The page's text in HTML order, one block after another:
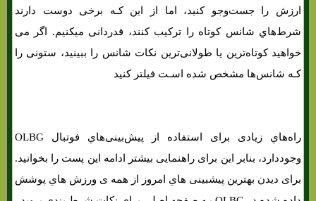
ارزش را جست‌وجو کنید، اما از این کـه برخی دوست دارند
شرط‌هاي‌ شانس کوتاه را ترکیب کنند، قدردانی میکنیم. اگر می
خواهید کوتاه‌ترین یا طولانی‌ترین نکات شانس را ببینید، ستونی را
کـه شانس‌ها مشخص شده اسـت فیلتر کنید
راه‌هاي‌ زیادی برای استفاده از پیش‌بینی‌هاي‌ فوتبال OLBG
وجوددارد، بنابر این برای راهنمایی بیشتر ادامه این پست را بخوانید.
برای دیدن بهترین پیشبینی هاي‌ امروز از همه ی ورزش هاي‌ پوشش